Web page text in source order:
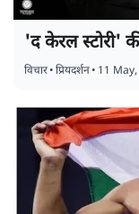
'द केरल स्टोरी'
विचार•प्रियदर्शन• 11